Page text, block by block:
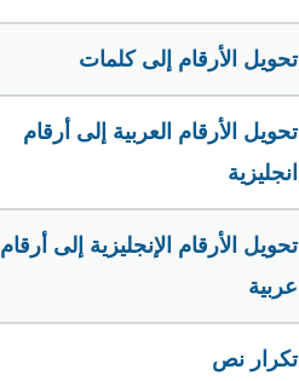
تحويل الأرقام إلى كلمات
تحويل الأرقام العربية إلى أرقام
انجليزية
تحويل الأرقام الإنجليزية إلى أرقام
عربية
تكرار نص